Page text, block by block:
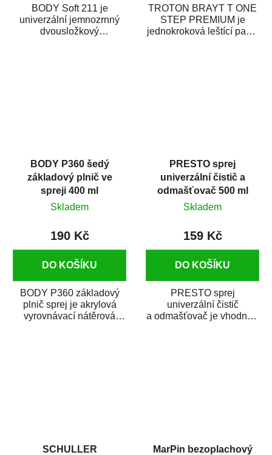
BODY Soft 211 je
univerzální jemnozrnný
dvousložkový
TROTON BRAYT T ONE
STEP PREMIUM je
jednokroková leštící pasta
BODY P360 šedý
základový plnič ve
spreji 400 ml
Skladem
190 Kč
DO KOŠÍKU
BODY P360 základový
plnič sprej je akrylová
vyrovnávací nátěrová
PRESTO sprej
univerzální čistič a
odmašťovač 500 ml
Skladem
159 Kč
DO KOŠÍKU
PRESTO sprej
univerzální čistič
a odmašťovač je vhodný k
SCHULLER
MarPin bezoplachový